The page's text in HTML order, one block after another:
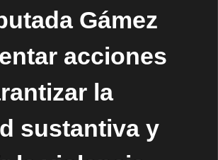
Gámez
acciones
la
sustantiva y